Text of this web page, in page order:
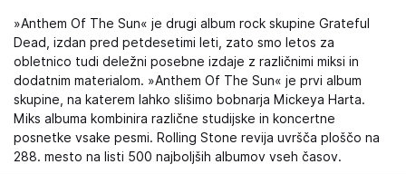
»Anthem Of The Sun« je drugi album rock skupine Grateful
Dead, izdan pred petdesetimi leti, zato smo letos za
obletnico tudi deležni posebne izdaje z različnimi miksi in
dodatnim materialom. »Anthem Of The Sun« je prvi album
skupine, na katerem lahko slišimo bobnarja Mickeya Harta.
Miks albuma kombinira različne studijske in koncertne
posnetke vsake pesmi. Rolling Stone revija uvršča ploščo na
288. mesto na listi 500 najboljših albumov vseh časov.